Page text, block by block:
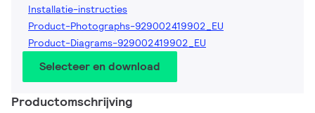
Installatie-instructies
Product-Photographs-929002419902_EU
Product-Diagrams-929002419902_EU
Selecteer en download
Productomschrijving